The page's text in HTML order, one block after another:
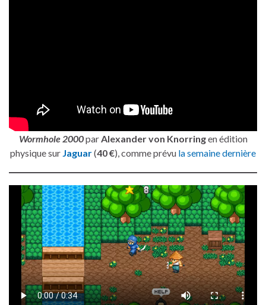
Wormhole 2000par Alexander von Knorringen édition
physique sur Jaguar(40 €), comme prévu la semaine dernière